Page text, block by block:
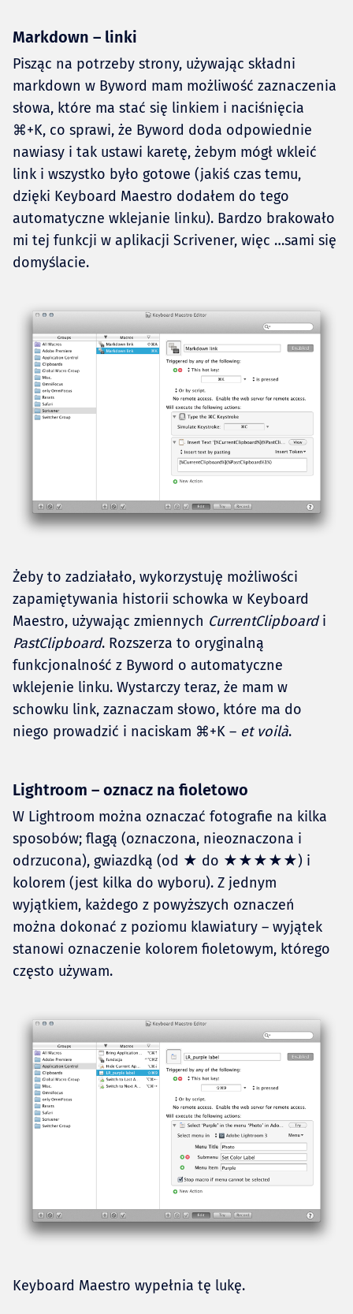
Markdown – linki
Pisząc na potrzeby strony, używając składni
markdown w Byword mam możliwość zaznaczenia
słowa, które ma stać się linkiem i naciśnięcia
⌘+K, co sprawi, że Byword doda odpowiednie
nawiasy i tak ustawi karetę, żebym mógł wkleić
link i wszystko było gotowe (jakiś czas temu,
dzięki Keyboard Maestro dodałem do tego
automatyczne wklejanie linku). Bardzo brakowało
mi tej funkcji w aplikacji Scrivener, więc …sami się
domyślacie.
Żeby to zadziałało, wykorzystuję możliwości
zapamiętywania historii schowka w Keyboard
Maestro, używając zmiennych CurrentClipboardi
PastClipboard. Rozszerza to oryginalną
funkcjonalność z Byword o automatyczne
wklejenie linku. Wystarczy teraz, że mam w
schowku link, zaznaczam słowo, które ma do
niego prowadzić i naciskam ⌘+K – et voilà.
Lightroom – oznacz na fioletowo
W Lightroom można oznaczać fotografie na kilka
sposobów; flagą (oznaczona, nieoznaczona i
odrzucona), gwiazdką (od ★ do ★★★★★) i
kolorem (jest kilka do wyboru). Z jednym
wyjątkiem, każdego z powyższych oznaczeń
można dokonać z poziomu klawiatury – wyjątek
stanowi oznaczenie kolorem fioletowym, którego
często używam.
Keyboard Maestro wypełnia tę lukę.